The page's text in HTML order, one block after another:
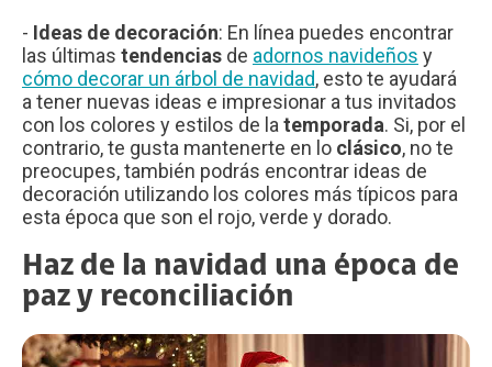
- Ideas de decoración: En línea puedes encontrar
las últimas tendencias de adornos navideños y
cómo decorar un árbol de navidad, esto te ayudará
a tener nuevas ideas e impresionar a tus invitados
con los colores y estilos de la temporada. Si, por el
contrario, te gusta mantenerte en lo clásico, no te
preocupes, también podrás encontrar ideas de
decoración utilizando los colores más típicos para
esta época que son el rojo, verde y dorado.
Haz de la navidad una época de
paz y reconciliación